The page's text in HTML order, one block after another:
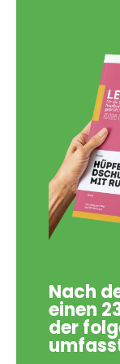
Nach
einen
der